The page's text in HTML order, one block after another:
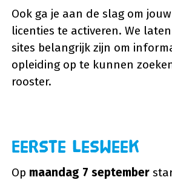
Ook ga je aan de slag om
licenties te activeren. We
sites belangrijk zijn om
opleiding op te kunnen
rooster.
Eerste lesweek
Op maandag 7 september